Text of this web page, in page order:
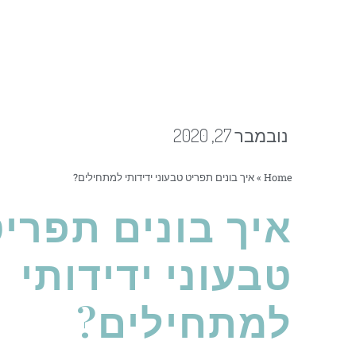
נובמבר 27, 2020
Home
»איך בונים תפריט טבעוני ידידותי למתחילים?
איך בונים
טבעוני ידידותי
למתחילים?